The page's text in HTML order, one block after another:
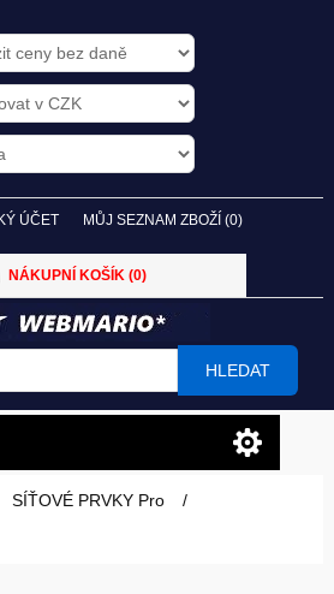
ÚČET MŮJ SEZNAM ZBOŽÍ (0)
NÁKUPNÍ KOŠÍK (0)
HLEDAT
SÍŤOVÉ PRVKY Pro
/